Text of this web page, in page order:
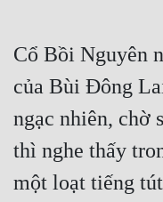
Cổ Bồi Nguyên
của Bùi Đông
ngạc nhiên, chờ
thì nghe thấy
một loạt tiếng